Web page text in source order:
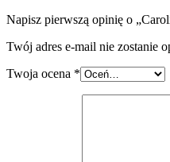
Napisz pierwszą opinię o
Twój adres e-mail nie zostanie
Twoja ocena *